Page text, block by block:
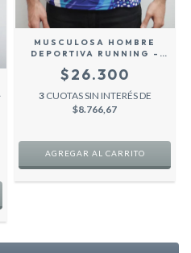
MUSCULOSA HOMBRE
DEPORTIVA RUNNING -
$26.300
3 CUOTAS SIN INTERÉS DE
$8.766,67
AGREGAR AL CARRITO